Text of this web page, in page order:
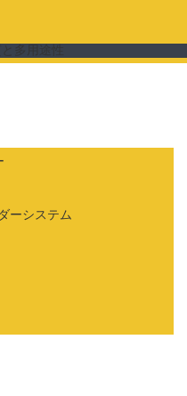
ーシステム